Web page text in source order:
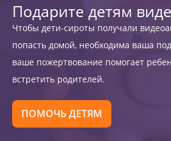
Подарите детям
Чтобы дети-сироты получали
попасть домой, необходима ваша
ваше пожертвование помогает
встретить родителей.
ПОМОЧЬ ДЕТЯМ